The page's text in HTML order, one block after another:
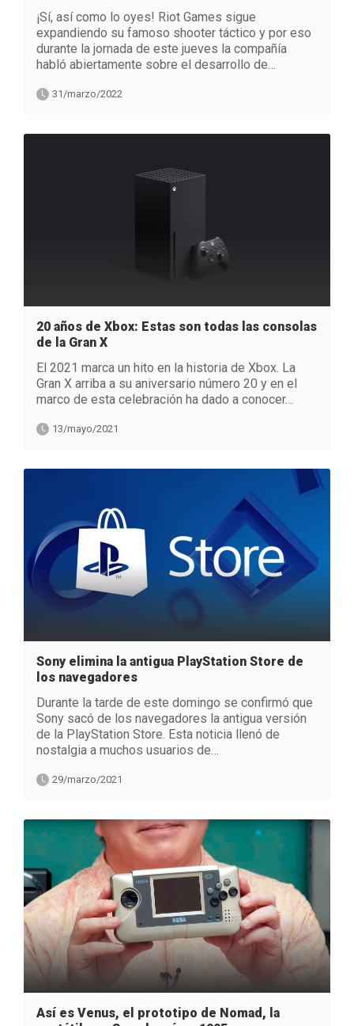
¡Sí, así como lo oyes! Riot Games sigue
expandiendo su famoso shooter táctico y por eso
durante la jornada de este jueves la compañía
habló abiertamente sobre el desarrollo de…
31/marzo/2022
20 años de Xbox: Estas son todas las consolas
de la Gran X
El 2021 marca un hito en la historia de Xbox. La
Gran X arriba a su aniversario número 20 y en el
marco de esta celebración ha dado a conocer…
13/mayo/2021
Sony elimina la antigua PlayStation Store de
los navegadores
Durante la tarde de este domingo se confirmó que
Sony sacó de los navegadores la antigua versión
de la PlayStation Store. Esta noticia llenó de
nostalgia a muchos usuarios de…
29/marzo/2021
Así es Venus, el prototipo de Nomad, la